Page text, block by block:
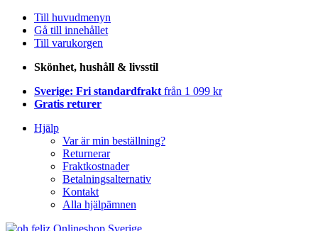
Till huvudmenyn
Gå till innehållet
Till varukorgen
Skönhet, hushåll & livsstil
Sverige: Fri standardfrakt från 1 099 kr
Gratis returer
Hjälp
Var är min beställning?
Returnerar
Fraktkostnader
Betalningsalternativ
Kontakt
Alla hjälpämnen